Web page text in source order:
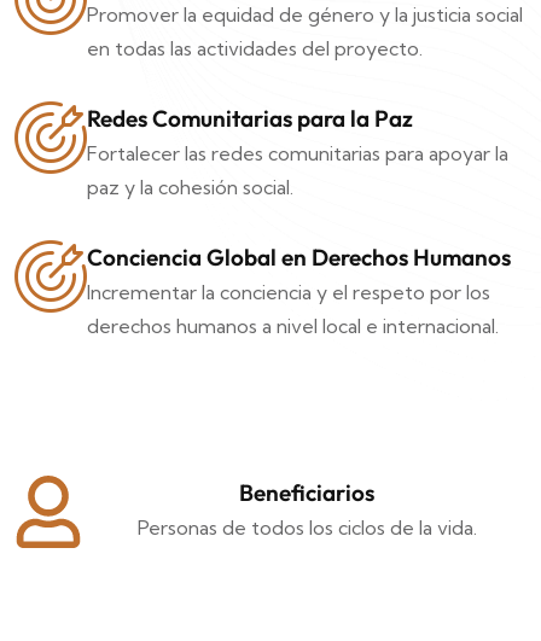
Promover la equidad de género y la justicia social
en todas las actividades del proyecto.
Redes Comunitarias para la Paz
Fortalecer las redes comunitarias para apoyar la
paz y la cohesión social.
Conciencia Global en Derechos Humanos
Incrementar la conciencia y el respeto por los
derechos humanos a nivel local e internacional.
Beneficiarios
Personas de todos los ciclos de la vida.